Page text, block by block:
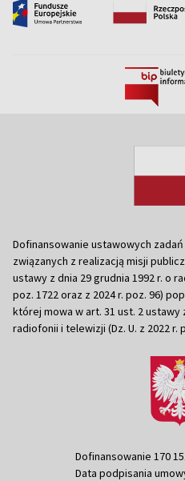
Dofinansowanie ustawowych
związanych z realizacją misji
ustawy z dnia 29 grudnia 1992 r. o
poz. 1722 oraz z 2024 r. poz. 96)
której mowa w art. 31 ust. 2 ustawy
radiofonii i telewizji (Dz. U. z 2022 r.
Dofinansowanie 170
Data podpisania